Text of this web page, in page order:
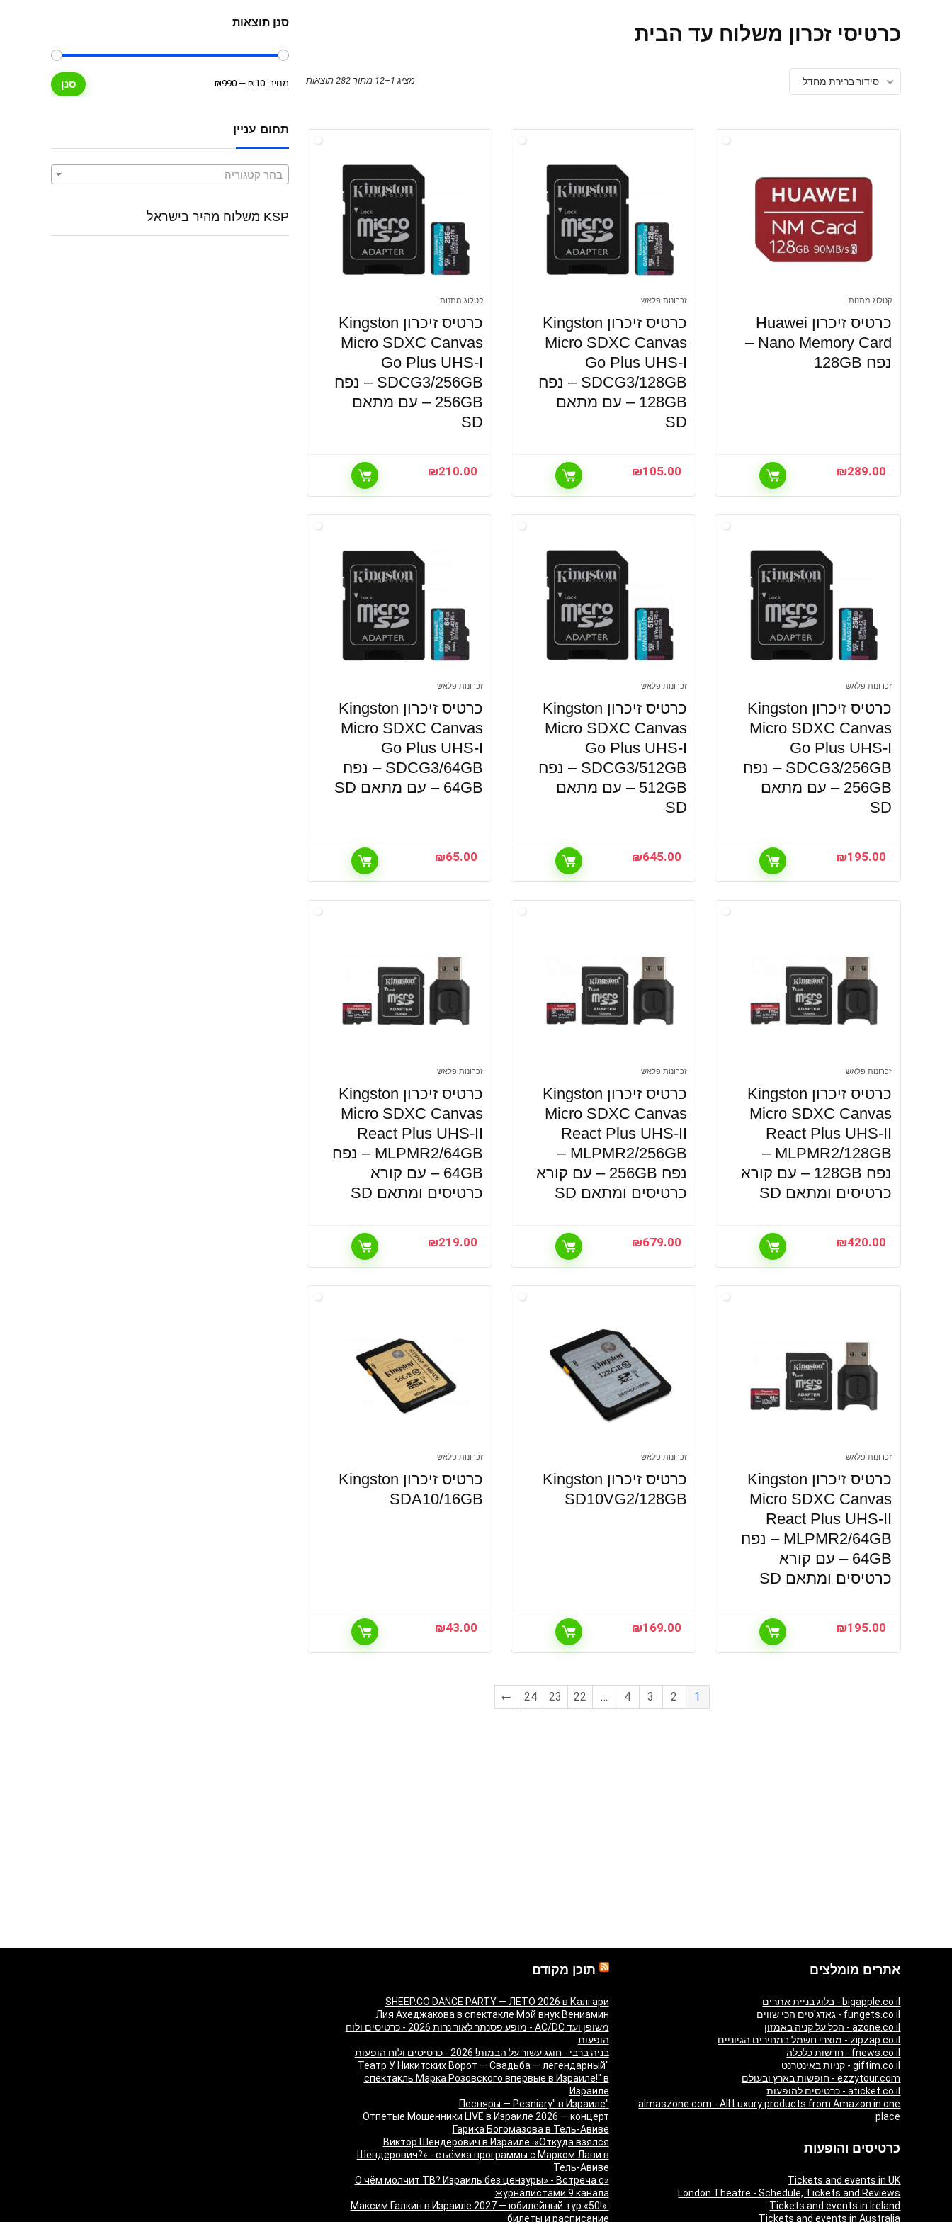
כרטיסי זכרון משלוח עד הבית
מציג 1–12 מתוך 282 תוצאות סידור ברירת מחדל
קטלוג מתנות
כרטיס זיכרון Huawei
Nano Memory Card –
נפח 128GB
₪289.00
זכרונות פלאש
כרטיס זיכרון Kingston
Micro SDXC Canvas
Go Plus UHS-I
SDCG3/128GB – נפח
128GB – עם מתאם
SD
₪105.00
קטלוג מתנות
כרטיס זיכרון Kingston
Micro SDXC Canvas
Go Plus UHS-I
SDCG3/256GB – נפח
256GB – עם מתאם
SD
₪210.00
זכרונות פלאש
כרטיס זיכרון Kingston
Micro SDXC Canvas
Go Plus UHS-I
SDCG3/256GB – נפח
256GB – עם מתאם
SD
₪195.00
זכרונות פלאש
כרטיס זיכרון Kingston
Micro SDXC Canvas
Go Plus UHS-I
SDCG3/512GB – נפח
512GB – עם מתאם
SD
₪645.00
זכרונות פלאש
כרטיס זיכרון Kingston
Micro SDXC Canvas
Go Plus UHS-I
SDCG3/64GB – נפח
64GB – עם מתאם SD
₪65.00
זכרונות פלאש
כרטיס זיכרון Kingston
Micro SDXC Canvas
React Plus UHS-II
MLPMR2/128GB –
נפח 128GB – עם קורא
כרטיסים ומתאם SD
₪420.00
זכרונות פלאש
כרטיס זיכרון Kingston
Micro SDXC Canvas
React Plus UHS-II
MLPMR2/256GB –
נפח 256GB – עם קורא
כרטיסים ומתאם SD
₪679.00
זכרונות פלאש
כרטיס זיכרון Kingston
Micro SDXC Canvas
React Plus UHS-II
MLPMR2/64GB – נפח
64GB – עם קורא
כרטיסים ומתאם SD
₪219.00
זכרונות פלאש
כרטיס זיכרון Kingston
Micro SDXC Canvas
React Plus UHS-II
MLPMR2/64GB – נפח
64GB – עם קורא
כרטיסים ומתאם SD
₪195.00
זכרונות פלאש
כרטיס זיכרון Kingston
SD10VG2/128GB
₪169.00
זכרונות פלאש
כרטיס זיכרון Kingston
SDA10/16GB
₪43.00
1
2
3
4
…
22
23
24
←
סנן תוצאות
מחיר
מחיר סנן מחיר: ₪10
—
₪990
תחום עניין
בחר קטגוריה
KSP משלוח מהיר בישראל
אתרים מומלצים
bigapple.co.il - בלוג בניית אתרים
fungets.co.il - גאדג'טים הכי שווים
azone.co.il - הכל על קניה באמזון
zipzap.co.il - מוצרי חשמל במחירים הגיוניים
fnews.co.il - חדשות כלכלה
giftim.co.il - קניות באינטרנט
ezzytour.com - חופשות בארץ ובעולם
aticket.co.il - כרטיסים להופעות
almaszone.com - All Luxury products from Amazon in one
place
כרטיסים והופעות
Tickets and events in UK
London Theatre - Schedule, Tickets and Reviews
Tickets and events in Ireland
Tickets and events in Australia
תוכן מקודם
SHEEP.CO DANCE PARTY — ЛЕТО 2026 в Калгари
Лия Ахеджакова в спектакле Мой внук Вениамин
משופן ועד AC/DC - מופע פסנתר לאור נרות 2026 - כרטיסים ולוח
הופעות
בניה ברבי - חוגג עשור על הבמות! 2026 - כרטיסים ולוח הופעות
"Театр У Никитских Ворот — Свадьба — легендарный
спектакль Марка Розовского впервые в Израиле!" в
Израиле
"Песняры — Pesniary" в Израиле
Отпетые Мошенники LIVE в Израиле 2026 — концерт
Гарика Богомазова в Тель-Авиве
Виктор Шендерович в Израиле: «Откуда взялся
Шендерович?» - съёмка программы с Марком Лави в
Тель-Авиве
«О чём молчит ТВ? Израиль без цензуры» - Встреча с
журналистами 9 канала
Максим Галкин в Израиле 2027 — юбилейный тур «50!»:
билеты и расписание